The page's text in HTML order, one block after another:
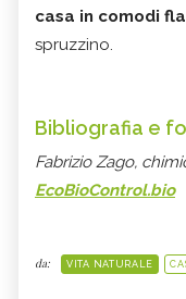
casa in comodi
spruzzino.
Bibliografia e
Fabrizio Zago,
EcoBioControl.bio
da: VITA NATURALE